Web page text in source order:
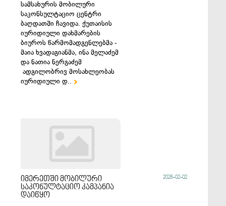
სამსახურის მობილური
საკონსულტაციო ცენტრი
ბაღდათში ჩავიდა. ქუთაისის
იურიდიული დახმარების
ბიუროს წარმომადგენლებმა -
მაია ხვადაგიანმა, ინა მელაძემ
და ნათია ნერგაძემ
ადგილობრივ მოსახლეობას
იურიდიული დ..
იმერეთში მობილური
საკონულტაციო კამპანია
დაიწყო
2026-02-02